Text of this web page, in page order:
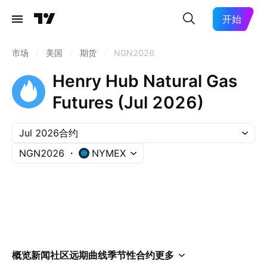
开始
市场 美国 期货 NGN2026
Henry Hub Natural Gas
Futures (Jul 2026)
Jul 2026合约
NGN2026
NYMEX
概览新闻社区远期曲线季节性合约更多